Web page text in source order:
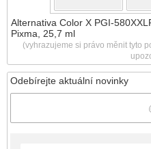
Odebírejte aktuální novinky
Alternativa Color X PGI-
Pixma, 25,7 ml
(vyhrazujeme si právo měnit tyto